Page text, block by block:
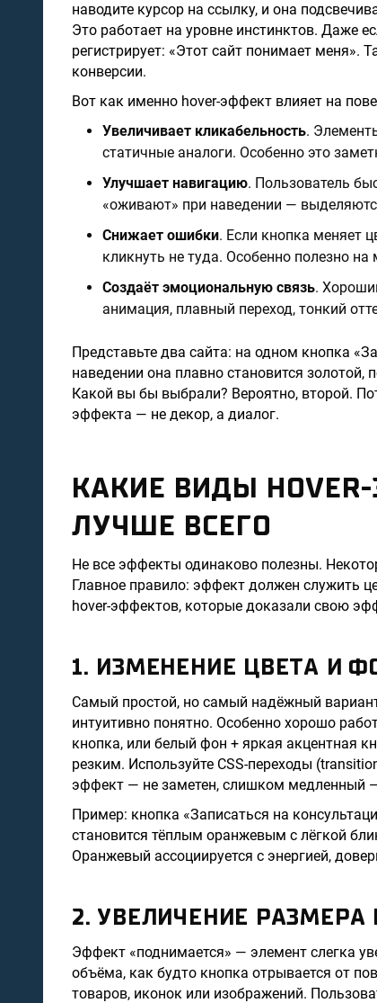
наводите курсор на ссылку, и она
Это работает на уровне инстинктов. Даже
регистрирует: «Этот сайт понимает
конверсии.
Вот как именно hover-эффект влияет на
Увеличивает кликабельность.
статичные аналоги. Особенно это
Улучшает навигацию. Пользователь
«оживают» при наведении —
Снижает ошибки. Если кнопка меняет
кликнуть не туда. Особенно полезно
Создаёт эмоциональную связь.
анимация, плавный переход, тонкий
Представьте два сайта: на одном кнопка
наведении она плавно становится золотой,
Какой вы бы выбрали? Вероятно, второй.
эффекта — не декор, а диалог.
КАКИЕ ВИДЫ
ЛУЧШЕ ВСЕГО
Не все эффекты одинаково полезны.
Главное правило: эффект должен служить
hover-эффектов, которые доказали свою
1. ИЗМЕНЕНИЕ ЦВЕТА И
Самый простой, но самый надёжный
интуитивно понятно. Особенно хорошо
кнопка, или белый фон + яркая акцентная
резким. Используйте CSS-переходы
эффект — не заметен, слишком медленный
Пример: кнопка «Записаться на
становится тёплым оранжевым с лёгкой
Оранжевый ассоциируется с энергией,
2. УВЕЛИЧЕНИЕ РАЗМЕРА
Эффект «поднимается» — элемент слегка
объёма, как будто кнопка отрывается от
товаров, иконок или изображений.